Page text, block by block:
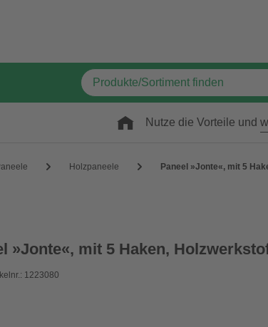
Nutze die Vorteile und
Holzpaneele Paneel »Jonte«, mit 5
»Jonte«, mit 5 Haken,
1223080